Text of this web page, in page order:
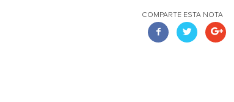
COMPARTE ESTA NOTA